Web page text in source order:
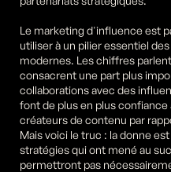
Le marketing d'influence est
utiliser à un pilier essentiel
modernes. Les chiffres
consacrent une part plus
collaborations avec des
font de plus en plus
créateurs de contenu par
Mais voici le truc : la donne
stratégies qui ont mené au
permettront pas